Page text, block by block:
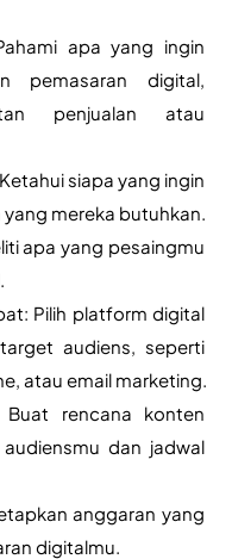
apa yang ingin
pemasaran digital,
penjualan atau
siapa yang ingin
mereka butuhkan.
apa yang pesaingmu
Pilih platform digital
audiens, seperti
atau email marketing.
Buat rencana konten
dan jadwal
anggaran yang
digitalmu.